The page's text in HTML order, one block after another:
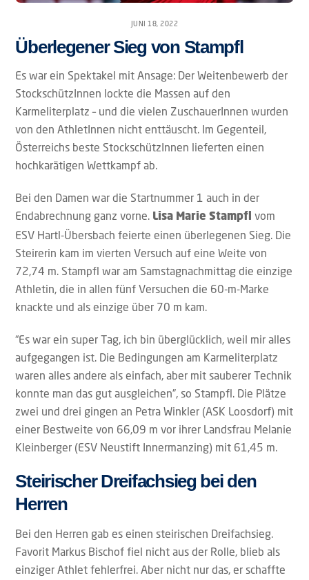
JUNI 18, 2022
Überlegener Sieg von Stampfl
Es war ein Spektakel mit Ansage: Der Weitenbewerb der
StockschützInnen lockte die Massen auf den
Karmeliterplatz – und die vielen ZuschauerInnen wurden
von den AthletInnen nicht enttäuscht. Im Gegenteil,
Österreichs beste StockschützInnen lieferten einen
hochkarätigen Wettkampf ab.
Bei den Damen war die Startnummer 1 auch in der
Endabrechnung ganz vorne. Lisa Marie Stampfl vom
ESV Hartl-Übersbach feierte einen überlegenen Sieg. Die
Steirerin kam im vierten Versuch auf eine Weite von
72,74 m. Stampfl war am Samstagnachmittag die einzige
Athletin, die in allen fünf Versuchen die 60-m-Marke
knackte und als einzige über 70 m kam.
“Es war ein super Tag, ich bin überglücklich, weil mir alles
aufgegangen ist. Die Bedingungen am Karmeliterplatz
waren alles andere als einfach, aber mit sauberer Technik
konnte man das gut ausgleichen”, so Stampfl. Die Plätze
zwei und drei gingen an Petra Winkler (ASK Loosdorf) mit
einer Bestweite von 66,09 m vor ihrer Landsfrau Melanie
Kleinberger (ESV Neustift Innermanzing) mit 61,45 m.
Steirischer Dreifachsieg bei den
Herren
Bei den Herren gab es einen steirischen Dreifachsieg.
Favorit Markus Bischof fiel nicht aus der Rolle, blieb als
einziger Athlet fehlerfrei. Aber nicht nur das, er schaffte